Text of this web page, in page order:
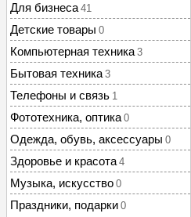
Для бизнеса 41
Детские товары 0
Компьютерная техника 3
Бытовая техника 3
Телефоны и связь 1
Фототехника, оптика 0
Одежда, обувь, аксессуары 0
Здоровье и красота 4
Музыка, искусство 0
Праздники, подарки 0